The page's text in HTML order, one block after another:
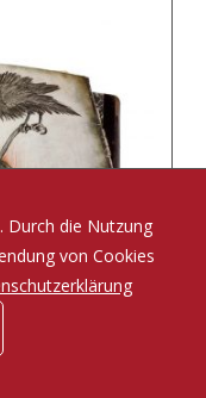
Durch die Nutzung
von Cookies